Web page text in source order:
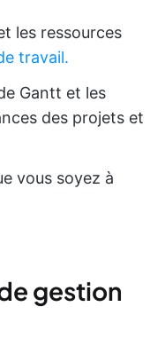
les ressources
travail.
Gantt et les
des projets et
vous soyez à
gestion